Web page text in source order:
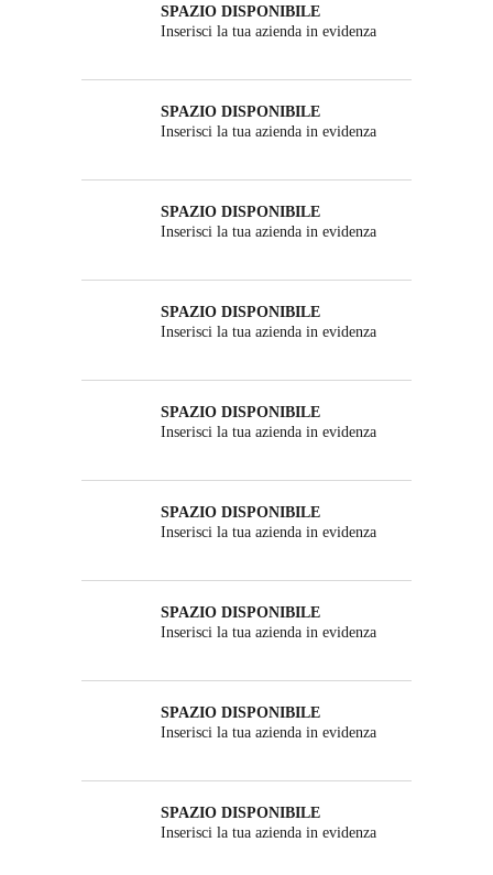
SPAZIO DISPONIBILE
Inserisci la tua azienda in evidenza
SPAZIO DISPONIBILE
Inserisci la tua azienda in evidenza
SPAZIO DISPONIBILE
Inserisci la tua azienda in evidenza
SPAZIO DISPONIBILE
Inserisci la tua azienda in evidenza
SPAZIO DISPONIBILE
Inserisci la tua azienda in evidenza
SPAZIO DISPONIBILE
Inserisci la tua azienda in evidenza
SPAZIO DISPONIBILE
Inserisci la tua azienda in evidenza
SPAZIO DISPONIBILE
Inserisci la tua azienda in evidenza
SPAZIO DISPONIBILE
Inserisci la tua azienda in evidenza